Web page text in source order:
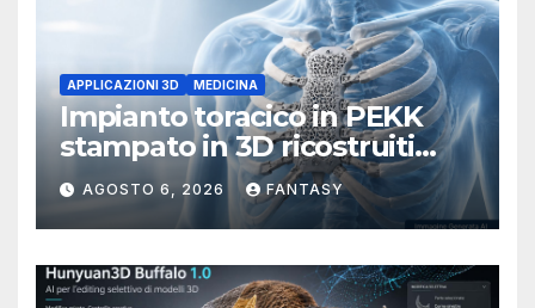
APPLICAZIONI 3D MEDICINA
Impianto toracico in PEKK
stampato in 3D ricostruiti
sterno e costole dopo un
tumore raro
AGOSTO 6, 2026 FANTASY